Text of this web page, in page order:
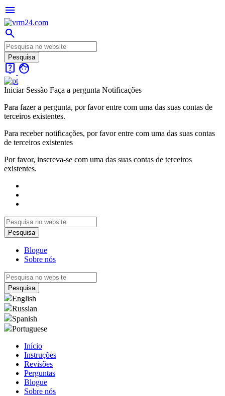
menu
search
live_help face
Iniciar Sessão Faça a pergunta Notificações
Para fazer a pergunta, por favor entre com uma das suas contas de
terceiros existentes.
Para receber notificações, por favor entre com uma das suas contas
de terceiros existentes
Por favor, inscreva-se com uma das suas contas de terceiros
existentes.
Blogue
Sobre nós
English
Russian
Spanish
Portuguese
Início
Instruções
Revisões
Perguntas
Blogue
Sobre nós